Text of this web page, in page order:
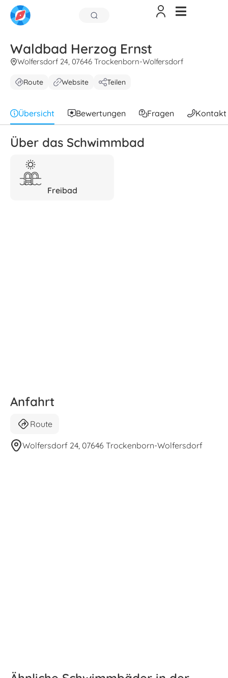
Waldbad Herzog Ernst
Wolfersdorf 24, 07646 Trockenborn-Wolfersdorf
Route Website Teilen
Übersicht Bewertungen Fragen Kontakt
Über das Schwimmbad
Freibad
Anfahrt
Route
Wolfersdorf 24, 07646 Trockenborn-Wolfersdorf